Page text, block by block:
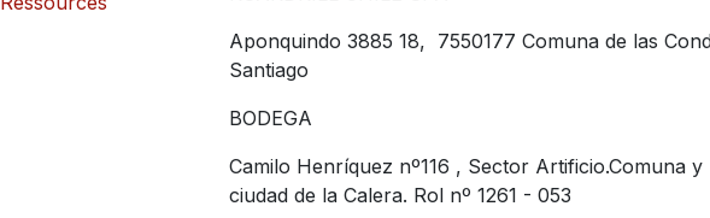
Aponquindo 3885 18, 7550177 Comuna de las
Santiago
BODEGA
Camilo Henríquez nº116 , Sector Artificio.Comuna y
ciudad de la Calera. Rol nº 1261 - 053